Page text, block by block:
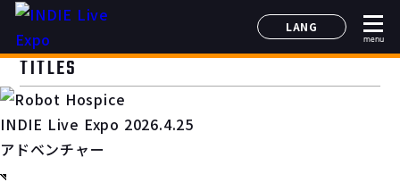
LANG
日本語
menu
TITLES
INDIE Live Expo 2026.4.25
アドベンチャー